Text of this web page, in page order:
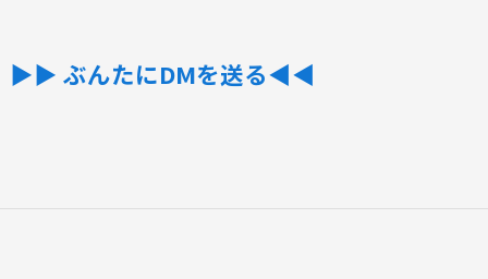
▶︎▶︎ ぶんたにDMを送る◀◀